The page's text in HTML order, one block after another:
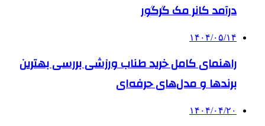
درآمد کانر مک گرگور
۱۴۰۴/۰۵/۱۴
راهنمای کامل خرید طناب ورزشی بررسی بهترین
برندها و مدل‌های حرفه‌ای
۱۴۰۴/۰۴/۲۰